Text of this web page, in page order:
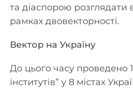
та діаспорою розглядати
рамках двовекторності.
Вектор на Україну
До цього часу проведено
інститутів” у 8 містах